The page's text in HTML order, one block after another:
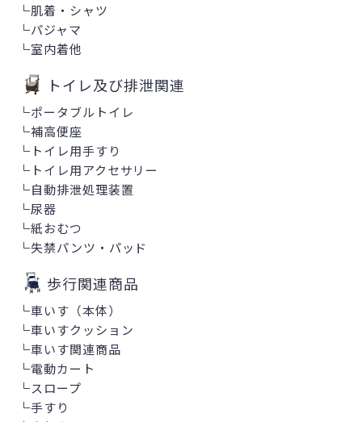
└肌着・シャツ
└パジャマ
└室内着他
トイレ及び排泄関連
└ポータブルトイレ
└補高便座
└ トイレ用手すり
└ トイレ用アクセサリー
└自動排泄処理装置
└尿器
└紙おむつ
└失禁パンツ・パッド
歩行関連商品
└車いす（本体）
└車いすクッション
└車いす関連商品
└電動カート
└スロープ
└手すり